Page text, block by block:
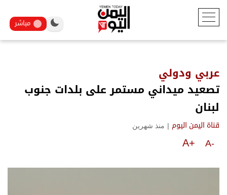
مباشر
عربي ودولي
تصعيد ميداني مستمر على بلدات جنوب
لبنان
قناة اليمن اليوم | منذ شهرين
A-
A+